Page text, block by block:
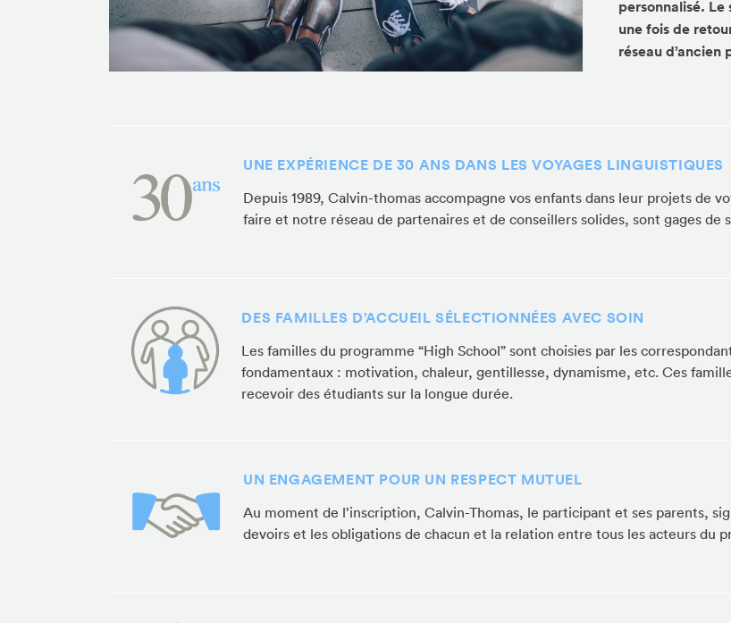
personnalisé. Le
une fois de
réseau d’ancien
UNE EXPÉRIENCE DE 30 ANS DANS LES VOYAGES LINGUISTIQUES
Depuis 1989, Calvin-thomas accompagne vos enfants dans leur projets de
faire et notre réseau de partenaires et de conseillers solides, sont gages
DES FAMILLES D’ACCUEIL SÉLECTIONNÉES AVEC SOIN
Les familles du programme “High School” sont choisies par les
fondamentaux : motivation, chaleur, gentillesse, dynamisme, etc. Ces
recevoir des étudiants sur la longue durée.
UN ENGAGEMENT POUR UN RESPECT MUTUEL
Au moment de l’inscription, Calvin-Thomas, le participant et ses parents,
devoirs et les obligations de chacun et la relation entre tous les acteurs du